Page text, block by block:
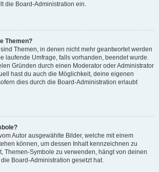
die Board-Administration ein.
Themen?
Themen, in denen nicht mehr geantwortet werden
laufende Umfrage, falls vorhanden, beendet wurde.
Gründen durch einen Moderator oder Administrator
hast du auch die Möglichkeit, deine eigenen
dies durch die Board-Administration erlaubt
Autor ausgewählte Bilder, welche mit einem
können, um dessen Inhalt kennzeichnen zu
Themen-Symbole zu verwenden, hängt von deinen
Board-Administration gesetzt hat.